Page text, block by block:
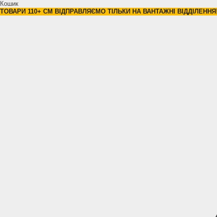
Кошик
ТОВАРИ 110+ СМ ВІДПРАВЛЯЄМО ТІЛЬКИ НА ВАНТАЖНІ